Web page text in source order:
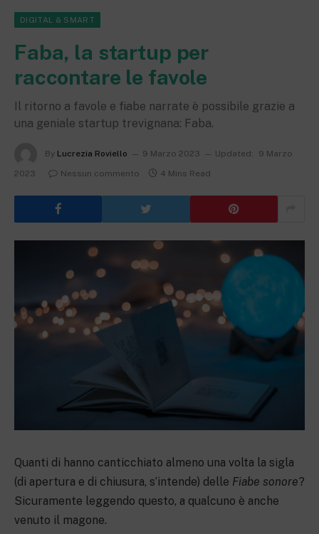
DIGITAL & SMART
Faba, la startup per
raccontare le favole
Il ritorno a favole e fiabe narrate è possibile grazie a
una geniale startup trevignana: Faba.
By Lucrezia Roviello 9 Marzo 2023 Updated:
9 Marzo
2023
Nessun commento 4 Mins Read
Quanti di hanno canticchiato almeno una volta la sigla
(di apertura e di chiusura, s’intende) delle Fiabe sonore?
Sicuramente leggendo questo, a qualcuno è anche
venuto il magone.